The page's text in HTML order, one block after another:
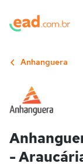
Anhanguera
-